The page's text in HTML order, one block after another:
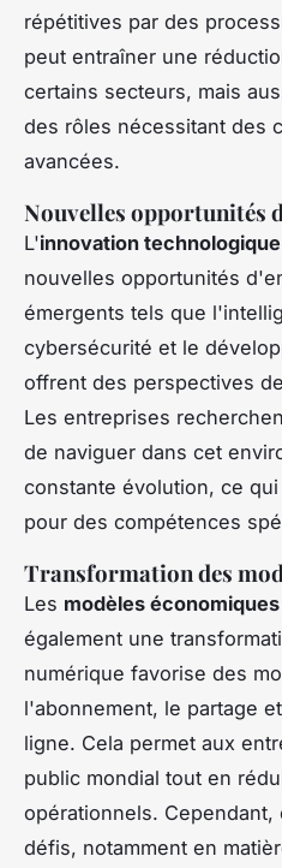
répétitives par des
peut entraîner une
certains secteurs, mais
des rôles nécessitant des
avancées.
Nouvelles opportunités
L'innovation technologique
nouvelles opportunités
émergents tels que
cybersécurité et le
offrent des perspectives
Les entreprises
de naviguer dans cet
constante évolution, ce
pour des compétences
Transformation des
Les modèles
également une
numérique favorise des
l'abonnement, le partage
ligne. Cela permet aux
public mondial tout en
opérationnels.
défis, notamment en